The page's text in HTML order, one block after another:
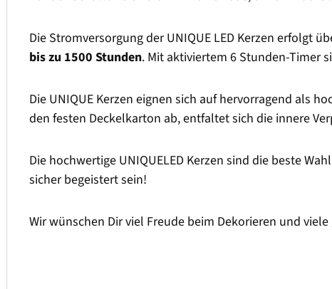
Die Stromversorgung der UNIQUE LED Kerzen erfolgt
bis zu 1500 Stunden. Mit aktiviertem 6 Stunden-Timer
Die UNIQUE Kerzen eignen sich auf hervorragend als
den festen Deckelkarton ab, entfaltet sich die innere
Die hochwertige UNIQUELED Kerzen sind die beste
sicher begeistert sein!
Wir wünschen Dir viel Freude beim Dekorieren und